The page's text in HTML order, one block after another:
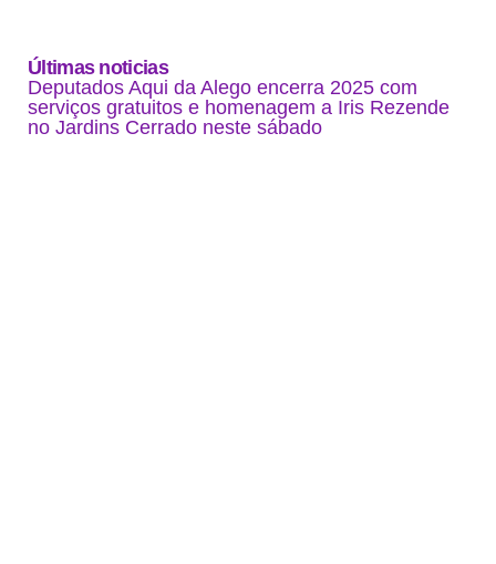
Últimas noticias
Deputados Aqui da Alego encerra 2025 com
serviços gratuitos e homenagem a Iris Rezende
no Jardins Cerrado neste sábado